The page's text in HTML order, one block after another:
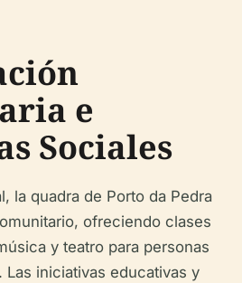
e
Sociales
la quadra de Porto da Pedra
ofreciendo clases
y teatro para personas
Las iniciativas educativas y